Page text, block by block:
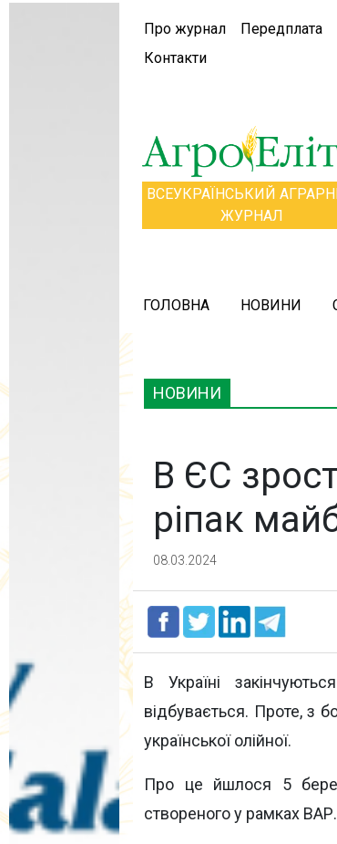
Про журнал Передплата
Контакти
ВСЕУКРАЇНСЬКИЙ
ЖУРНАЛ
ГОЛОВНА НОВИНИ
НОВИНИ
В ЄС
ріпак
08.03.2024
В Україні
відбувається. Проте, з
української олійної.
Про це йшлося 5
створеного у рамках ВАР.